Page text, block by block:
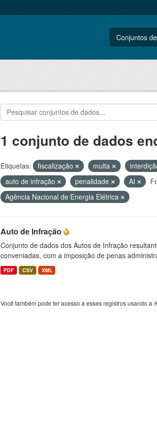
Conjuntos
1 conjunto de dados
Etiquetas: fiscalização multa
auto de infração
penalidade AI
Agência Nacional de Energia Elétrica
Auto de Infração
Conjunto de dados dos Autos de Infração
conveniadas, com a imposição de penas
PDF CSV XML
Você também pode ter acesso a esses registros usando a